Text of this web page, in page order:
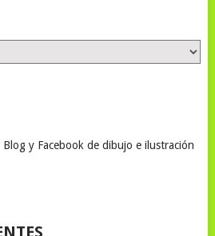
y Facebook de dibujo e ilustración